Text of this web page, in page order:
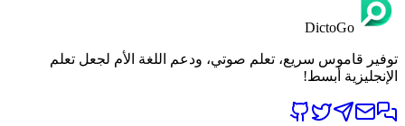
DictoGo
توفير قاموس سريع، تعلم صوتي، ودعم اللغة الأم لجعل تعلم
الإنجليزية أبسط!